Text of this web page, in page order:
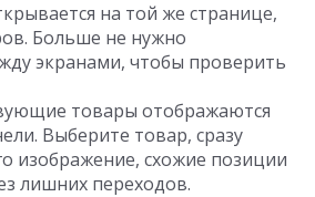
на той же странице,
Больше не нужно
экранами, чтобы проверить
товары отображаются
Выберите товар, сразу
изображение, схожие позиции
лишних переходов.